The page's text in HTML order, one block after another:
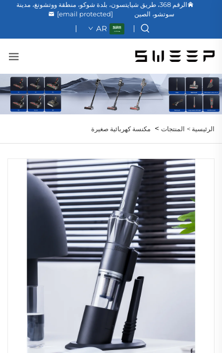
الرقم 368، طريق شيايتسون، بلدة شوكو، منطقة ووتشونغ، مدينة
سوتشو، الصين
[email protected]
AR
الرئيسية > المنتجات > مكنسة كهربائية صغيرة